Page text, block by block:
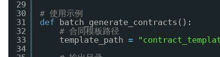
29
30
31
32
33
34
# 使用示例
def
batch_generate_contracts():
# 合同模板路径
template_path =